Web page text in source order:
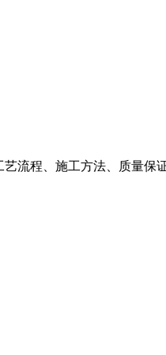
流程、施工方法、质量保